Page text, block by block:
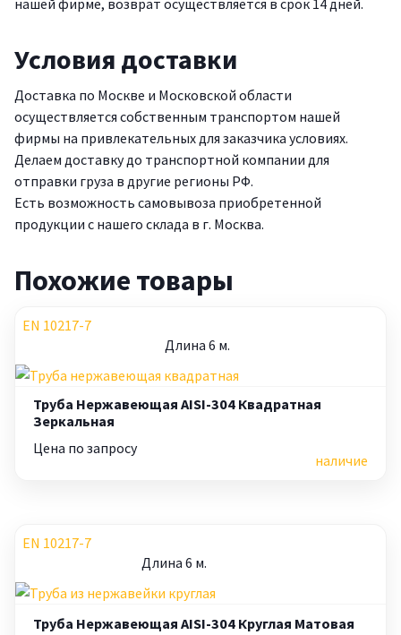
Условия доставки
Доставка по Москве и Московской области
осуществляется собственным транспортом нашей
фирмы на привлекательных для заказчика условиях.
Делаем доставку до транспортной компании для
отправки груза в другие регионы РФ.
Есть возможность самовывоза приобретенной
продукции с нашего склада в г. Москва.
Похожие товары
EN 10217-7
Длина 6 м.
Труба Нержавеющая AISI-304 Квадратная
Зеркальная
Цена по запросу
наличие
EN 10217-7
Длина 6 м.
Труба Нержавеющая AISI-304 Круглая Матовая